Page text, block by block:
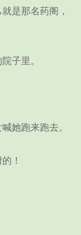
是那名药阁，
子里。
她跑来跑去。
！